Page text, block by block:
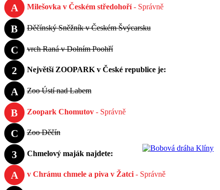
A Milešovka v Českém středohoří- Správně
B Děčínský Sněžník v Českém Švýcarsku
C vrch Raná v Dolním Poohří
2 Největší ZOOPARK v České republice je:
A Zoo Ústí nad Labem
B Zoopark Chomutov- Správně
C Zoo Děčín
3 Chmelový maják najdete:
A v Chrámu chmele a piva v Žatci- Správně